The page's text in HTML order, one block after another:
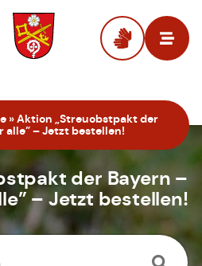
»Aktion „Streuobstpakt der
alle” – Jetzt bestellen!
der Bayern –
– Jetzt bestellen!